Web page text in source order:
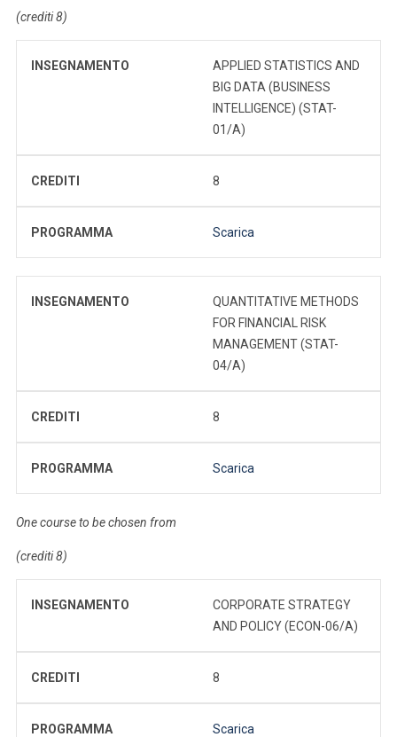
(crediti 8)
INSEGNAMENTO
APPLIED STATISTICS AND
BIG DATA (BUSINESS
INTELLIGENCE) (STAT-
01/A)
CREDITI 8
PROGRAMMA Scarica
INSEGNAMENTO
QUANTITATIVE METHODS
FOR FINANCIAL RISK
MANAGEMENT (STAT-
04/A)
CREDITI 8
PROGRAMMA Scarica
One course to be chosen from
(crediti 8)
INSEGNAMENTO
CORPORATE STRATEGY
AND POLICY (ECON-06/A)
CREDITI 8
PROGRAMMA Scarica